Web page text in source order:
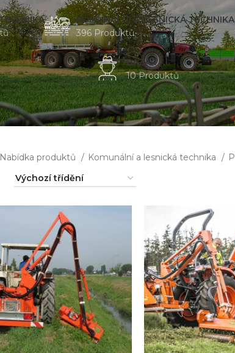
KOMUNÁLNÍ A LESNICKÁ TECHNIKA
396 Produktů
BAZAR
10 Produktů
produktů Komunální a lesnická technika